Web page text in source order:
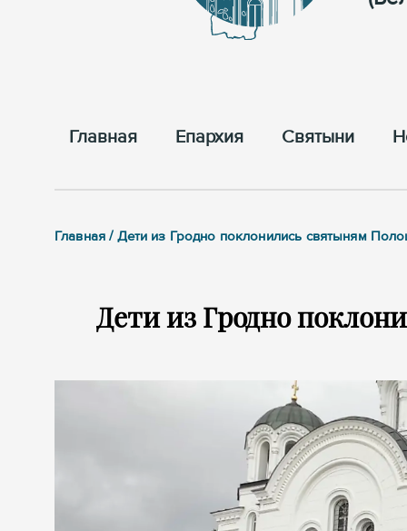
Главная Епархия Cвятыни
Главная / Дети из Гродно поклонились святыням
Дети из Гродно